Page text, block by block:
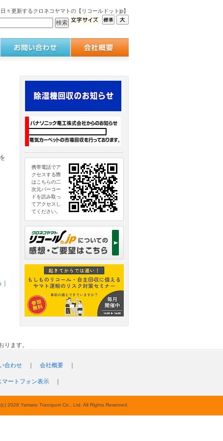
々更新するクロネコヤマトの【リコールドットjp】
携帯電話でア
クセスする際
はこちらの二
次元バーコー
ドを読み取っ
てアクセスし
てください。
ます。
合わせ 会社概要
マートフォン表示
2026 Yamato Transport Co., Ltd. All Rights Reserved.